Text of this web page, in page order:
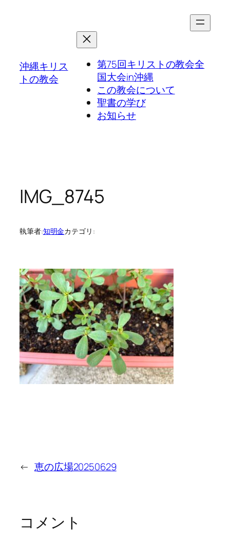
沖縄キリス
トの教会
第75回キリストの教会全
国大会in沖縄
この教会について
聖書の学び
お知らせ
IMG_8745
執筆者:知明金カテゴリ:
← 恵の広場20250629
コメント